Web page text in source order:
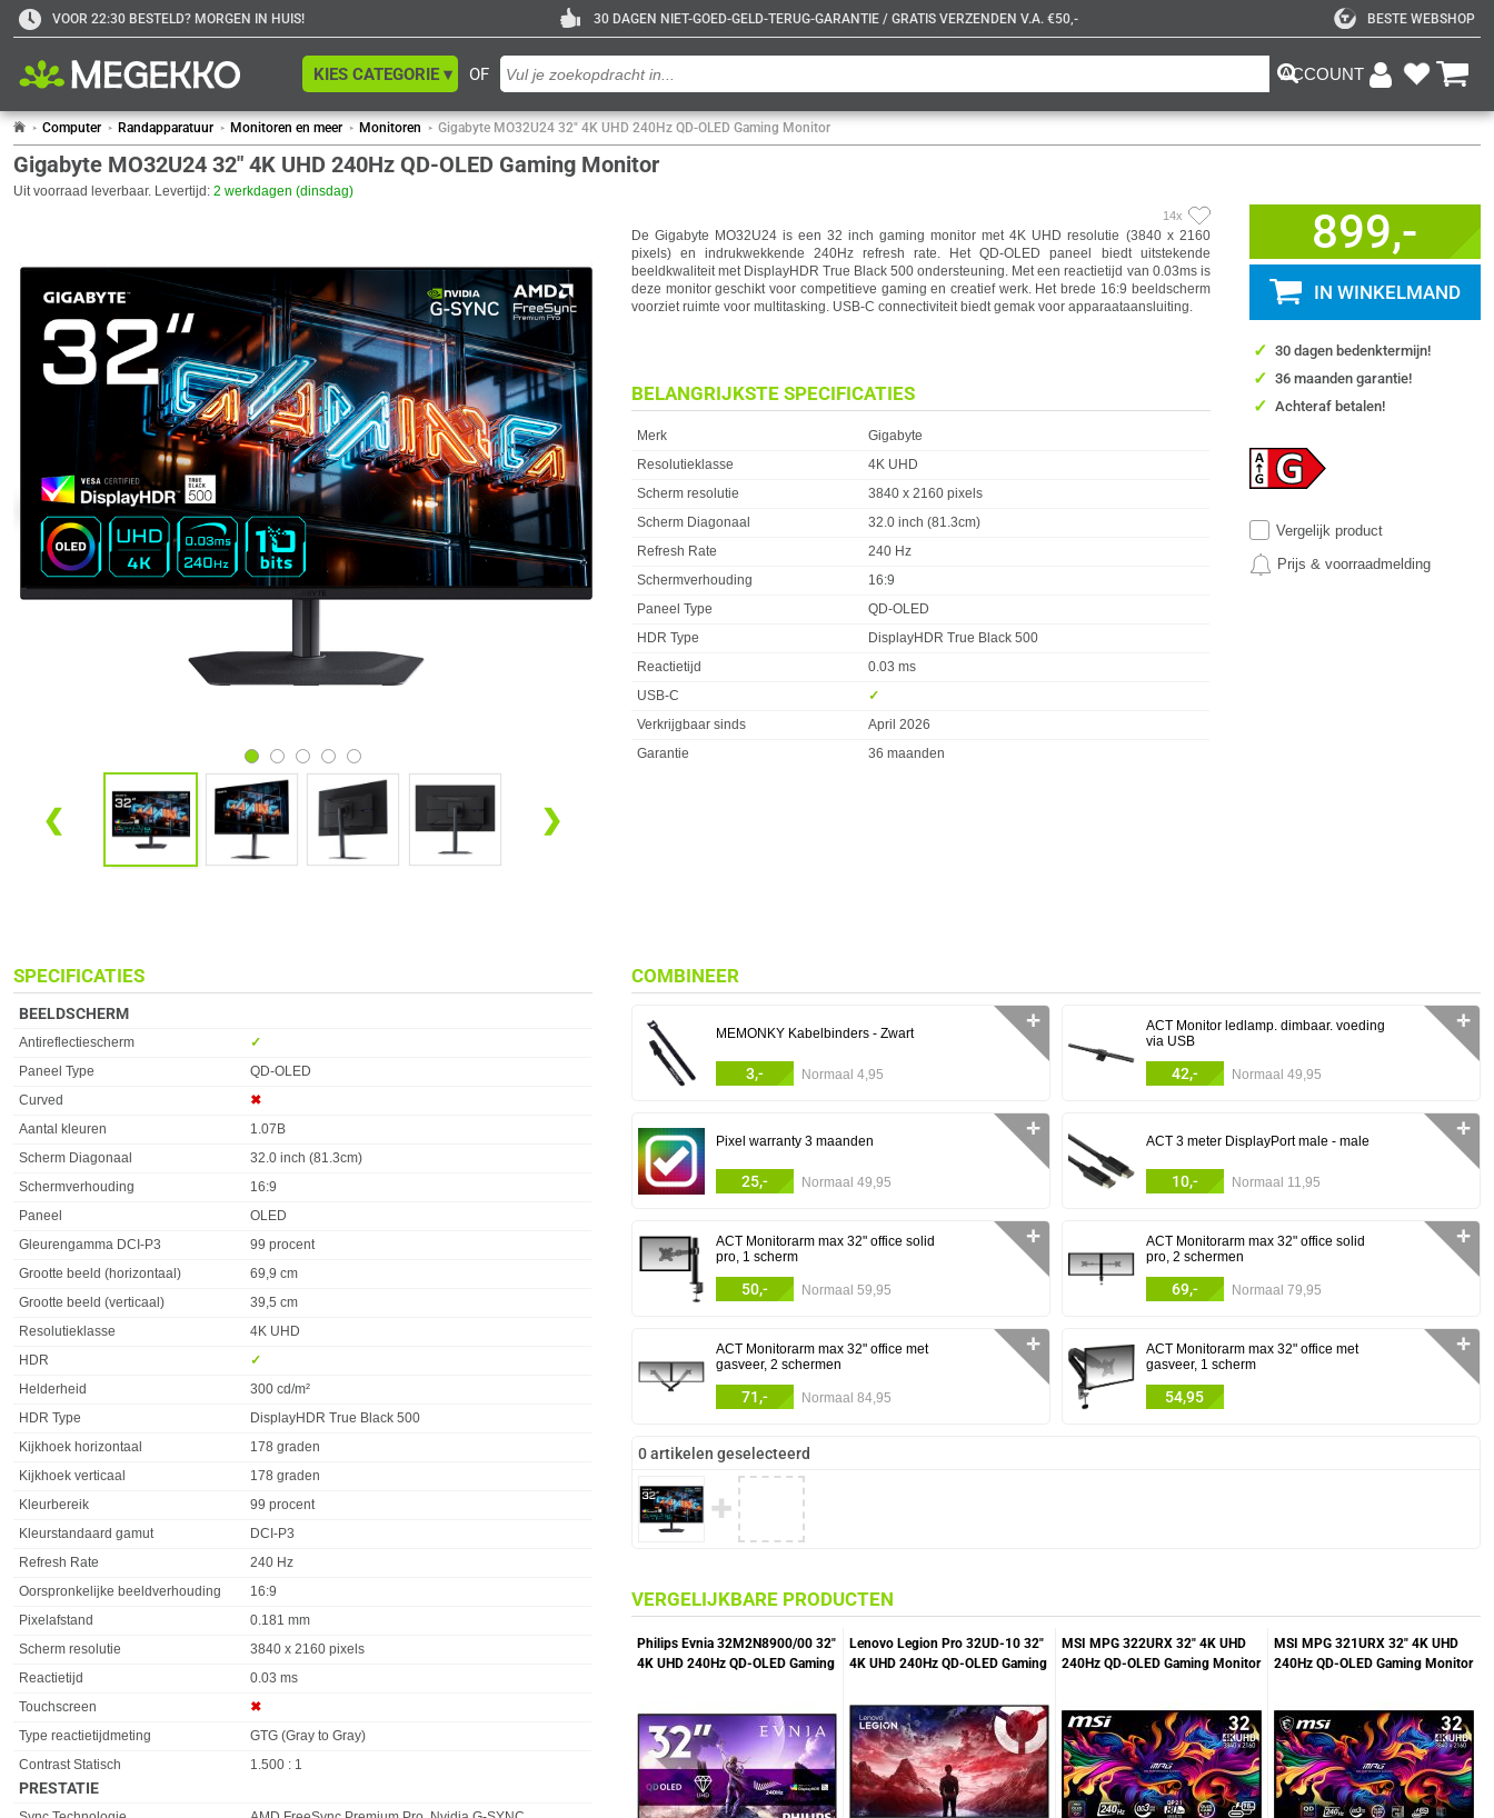
VOOR 22:30 BESTELD? MORGEN IN HUIS! 30 DAGEN NIET-GOED-GELD-TERUG-GARANTIE / GRATIS VERZENDEN V.A. €50,- BESTE WEBSHOP
OF
KIES CATEGORIE ▾ ACCOUNT
Computer Randapparatuur Monitoren en meer Monitoren Gigabyte MO32U24 32" 4K UHD 240Hz QD-OLED Gaming Monitor
Gigabyte MO32U24 32" 4K UHD 240Hz QD-OLED Gaming Monitor
Uit voorraad leverbaar. Levertijd: 2 werkdagen (dinsdag)
❮ ❯
14x
De Gigabyte MO32U24 is een 32 inch gaming monitor met 4K UHD resolutie (3840 x 2160
pixels) en indrukwekkende 240Hz refresh rate. Het QD-OLED paneel biedt uitstekende
beeldkwaliteit met DisplayHDR True Black 500 ondersteuning. Met een reactietijd van 0.03ms is
deze monitor geschikt voor competitieve gaming en creatief werk. Het brede 16:9 beeldscherm
voorziet ruimte voor multitasking. USB-C connectiviteit biedt gemak voor apparaataansluiting.
BELANGRIJKSTE SPECIFICATIES
Eigenschap
Merk
Gigabyte
Resolutieklasse
4K UHD
Scherm resolutie
3840 x 2160 pixels
Scherm Diagonaal
32.0 inch (81.3cm)
Refresh Rate
240 Hz
Schermverhouding
16:9
Paneel Type
QD-OLED
HDR Type
DisplayHDR True Black 500
Reactietijd
0.03 ms
USB-C
✓︎
Verkrijgbaar sinds
April 2026
Garantie
36 maanden
899,-
IN WINKELMAND
✓ 30 dagen bedenktermijn!
✓ 36 maanden garantie!
✓ Achteraf betalen!
Vergelijk product
Prijs & voorraadmelding
SPECIFICATIES
BEELDSCHERM
Eigenschap Waarde
Antireflectiescherm
✓︎
Paneel Type
QD-OLED
Curved
✖︎
Aantal kleuren
1.07B
Scherm Diagonaal
32.0 inch (81.3cm)
Schermverhouding
16:9
Paneel
OLED
Gleurengamma DCI-P3
99 procent
Grootte beeld (horizontaal)
69,9 cm
Grootte beeld (verticaal)
39,5 cm
Resolutieklasse
4K UHD
HDR
✓︎
Helderheid
300 cd/m²
HDR Type
DisplayHDR True Black 500
Kijkhoek horizontaal
178 graden
Kijkhoek verticaal
178 graden
Kleurbereik
99 procent
Kleurstandaard gamut
DCI-P3
Refresh Rate
240 Hz
Oorspronkelijke beeldverhouding
16:9
Pixelafstand
0.181 mm
Scherm resolutie
3840 x 2160 pixels
Reactietijd
0.03 ms
Touchscreen
✖︎
Type reactietijdmeting
GTG (Gray to Gray)
Contrast Statisch
1.500 : 1
PRESTATIE
COMBINEER
MEMONKY Kabelbinders - Zwart
3,- Normaal 4,95
✛
ACT Monitor ledlamp. dimbaar. voeding
via USB
42,- Normaal 49,95
✛
Pixel warranty 3 maanden
25,- Normaal 49,95
✛
ACT 3 meter DisplayPort male - male
10,- Normaal 11,95
✛
ACT Monitorarm max 32" office solid
pro, 1 scherm
50,- Normaal 59,95
✛
ACT Monitorarm max 32" office solid
pro, 2 schermen
69,- Normaal 79,95
✛
ACT Monitorarm max 32" office met
gasveer, 2 schermen
71,- Normaal 84,95
✛
ACT Monitorarm max 32" office met
gasveer, 1 scherm
54,95
✛
0 artikelen geselecteerd
✚
VERGELIJKBARE PRODUCTEN
Philips Evnia 32M2N8900/00 32"
4K UHD 240Hz QD-OLED Gaming
Lenovo Legion Pro 32UD-10 32"
4K UHD 240Hz QD-OLED Gaming
MSI MPG 322URX 32" 4K UHD
240Hz QD-OLED Gaming Monitor
MSI MPG 321URX 32" 4K UHD
240Hz QD-OLED Gaming Monitor